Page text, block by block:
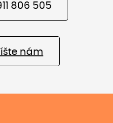
806 505
nám